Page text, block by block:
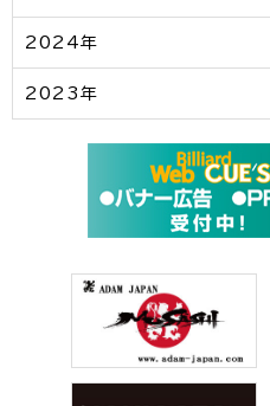
2024年
2023年